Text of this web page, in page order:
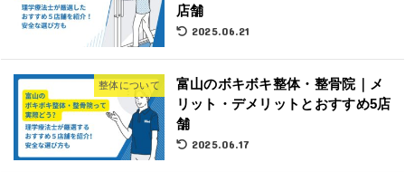
店舗
2025.06.21
整体について
富山のボキボキ整体・整骨院｜メ
リット・デメリットとおすすめ5店
舗
2025.06.17